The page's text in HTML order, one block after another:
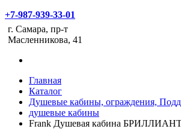
+7-987-939-33-01
г. Самара, пр-т
Масленникова, 41
Главная
Каталог
Душевые кабины, ограждения,
душевые кабины
Frank Душевая кабина